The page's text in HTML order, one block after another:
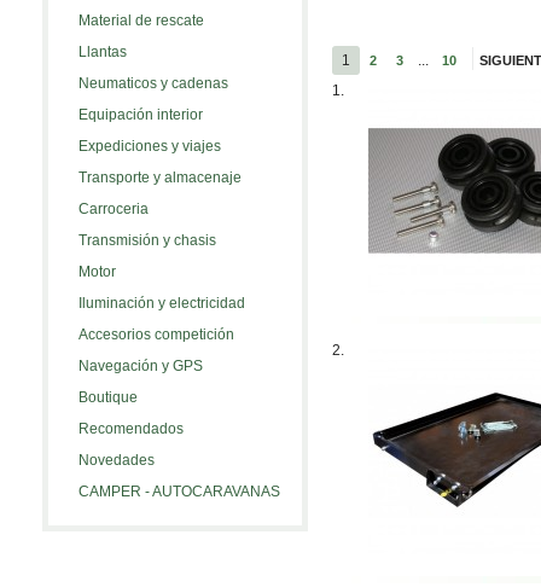
Material de rescate
Llantas
Neumaticos y cadenas
Equipación interior
Expediciones y viajes
Transporte y almacenaje
Carroceria
Transmisión y chasis
Motor
Iluminación y electricidad
Accesorios competición
Navegación y GPS
Boutique
Recomendados
Novedades
CAMPER - AUTOCARAVANAS
1 2 3 ... 10
1.
2.